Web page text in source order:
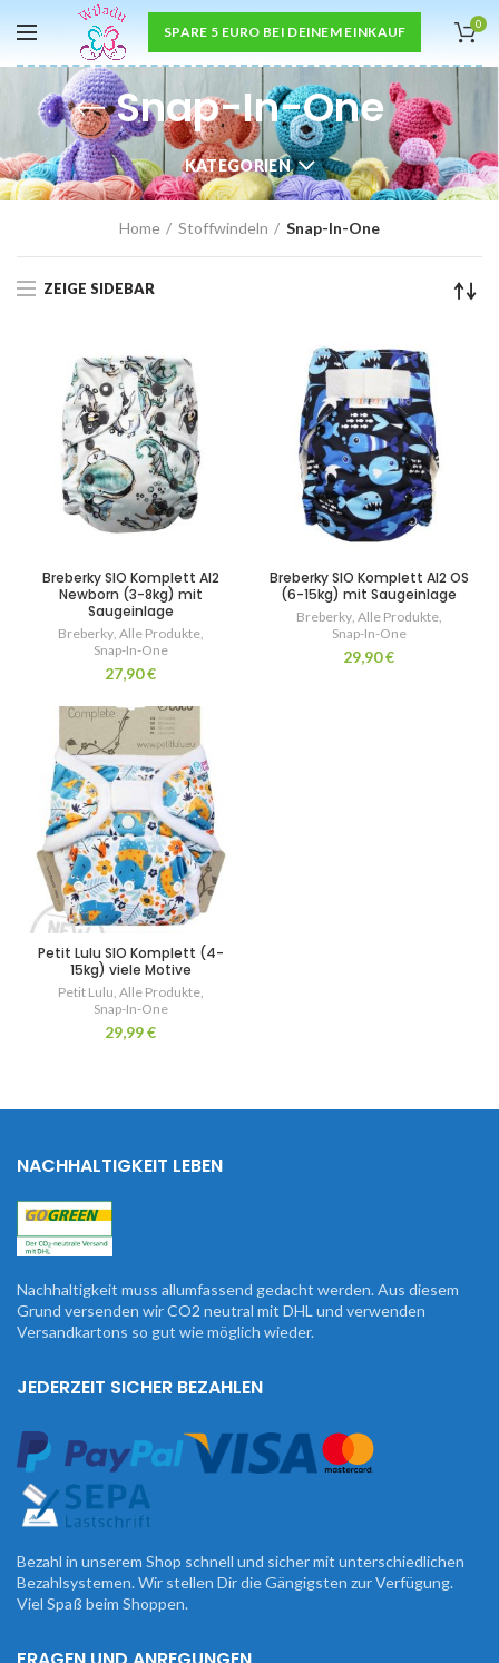
SPARE 5 EURO BEI DEINEM EINKAUF 0
Snap-In-One
KATEGORIEN
Home Stoffwindeln Snap-In-One
ZEIGE SIDEBAR
Breberky SIO Komplett AI2
Newborn (3-8kg) mit
Saugeinlage
Breberky, Alle Produkte,
Snap-In-One
27,90€
Breberky SIO Komplett AI2 OS
(6-15kg) mit Saugeinlage
Breberky, Alle Produkte,
Snap-In-One
29,90€
Petit Lulu SIO Komplett (4-
15kg) viele Motive
Petit Lulu, Alle Produkte,
Snap-In-One
29,99€
NACHHALTIGKEIT LEBEN
Nachhaltigkeit muss allumfassend gedacht werden. Aus diesem
Grund versenden wir CO2 neutral mit DHL und verwenden
Versandkartons so gut wie möglich wieder.
JEDERZEIT SICHER BEZAHLEN
Bezahl in unserem Shop schnell und sicher mit unterschiedlichen
Bezahlsystemen. Wir stellen Dir die Gängigsten zur Verfügung.
Viel Spaß beim Shoppen.